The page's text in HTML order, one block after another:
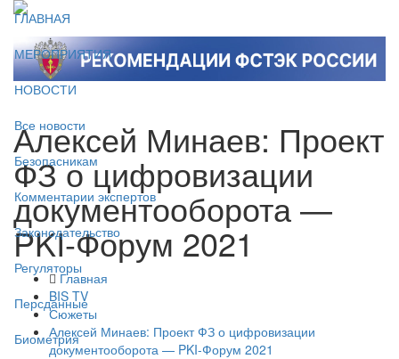
ГЛАВНАЯ
МЕРОПРИЯТИЯ
НОВОСТИ
Все новости
Безопасникам
Комментарии экспертов
Законодательство
Регуляторы
Персданные
Биометрия
Алексей Минаев: Проект
ФЗ о цифровизации
документооборота —
PKI-Форум 2021
Главная
BIS TV
Сюжеты
Алексей Минаев: Проект ФЗ о цифровизации
документооборота — PKI-Форум 2021